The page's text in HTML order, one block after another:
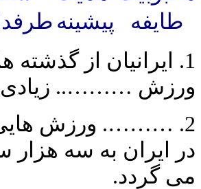
پیشینه
طایفه
1. ایرانیان از گذشته
ورزش ……….. زیادی
2. ………. ورزش هایی
در ایران به سه هزار
می گردد.